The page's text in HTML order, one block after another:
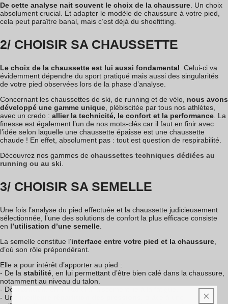
De cette analyse nait souvent le choix de la chaussure . Un choix
absolument crucial. Et adapter le modèle de chaussure à votre pied,
cela peut paraître banal, mais c’est déjà du shoefitting.
2/ CHOISIR SA CHAUSSETTE
Le choix de la chaussette est lui aussi fondamental . Celui-ci va
évidemment dépendre du sport pratiqué mais aussi des singularités
de votre pied observées lors de la phase d’analyse.
Concernant les chaussettes de ski, de running et de vélo, nous avons
développé une gamme unique , plébiscitée par tous nos athlètes,
avec un credo : allier la technicité, le confort et la performance . La
finesse est également l’un de nos mots-clés car il faut en finir avec
l’idée selon laquelle une chaussette épaisse est une chaussette
chaude ! En effet, absolument pas : tout est question de respirabilité.
Découvrez nos gammes de chaussettes techniques dédiées au
running ou au ski
3/ CHOISIR SA SEMELLE
Une fois l’analyse du pied effectuée et la chaussette judicieusement
sélectionnée, l’une des solutions de confort la plus efficace consiste
en l’utilisation d’une semelle
La semelle constitue l’interface entre votre pied et la chaussure
d’où son rôle prépondérant.
Elle a pour intérêt d’apporter au pied :
- De la stabilité , en lui permettant d’être bien calé dans la chaussure,
notamment au niveau du talon.
- De
- Une